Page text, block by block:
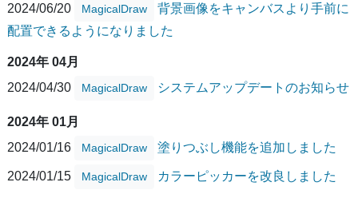
2024/06/20
MagicalDraw
背景画像をキャンバスより手前に
配置できるようになりました
2024年 04月
2024/04/30
MagicalDraw システムアップデートのお知らせ
2024年 01月
2024/01/16
MagicalDraw 塗りつぶし機能を追加しました
2024/01/15 MagicalDraw カラーピッカーを改良しました